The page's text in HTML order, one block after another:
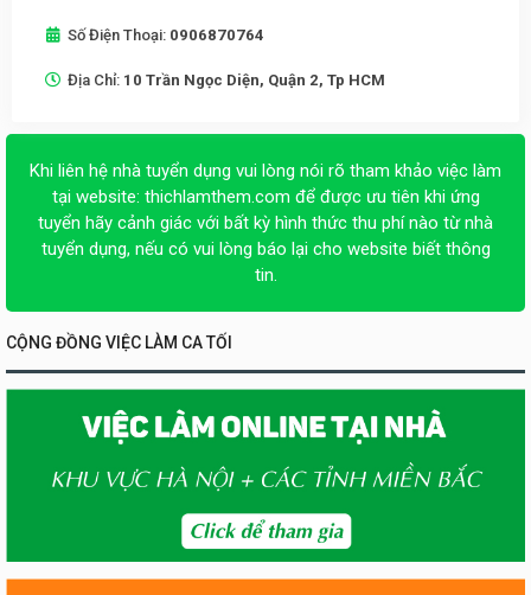
Số Điện Thoại: 0906870764
Địa Chỉ: 10 Trần Ngọc Diện, Quận 2, Tp HCM
Khi liên hệ nhà tuyển dụng vui lòng nói rõ tham khảo việc làm
tại website: thichlamthem.com để được ưu tiên khi ứng
tuyển hãy cảnh giác với bất kỳ hình thức thu phí nào từ nhà
tuyển dụng, nếu có vui lòng báo lại cho website biết thông
tin.
CỘNG ĐỒNG VIỆC LÀM CA TỐI